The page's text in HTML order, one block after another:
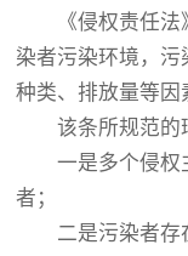
《侵权责任
染者污染环境，
种类、排放量等因
该条所规范的
一是多个侵权
者；
二是污染者存